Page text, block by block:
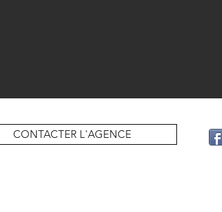
CONTACTER L'AGENCE